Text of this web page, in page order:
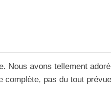
Nous avons tellement
pas du tout